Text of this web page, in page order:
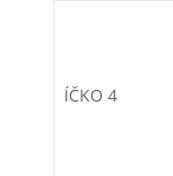
ÍČKO 4